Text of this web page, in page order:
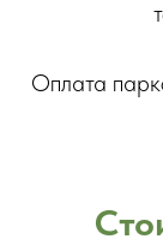
Оплата